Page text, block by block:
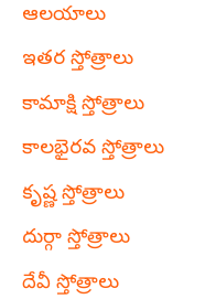
ఆలయాలు
ఇతర స్తోత్రాలు
కామాక్షి స్తోత్రాలు
కాలభైరవ స్తోత్రాలు
కృష్ణ స్తోత్రాలు
దుర్గా స్తోత్రాలు
దేవీ స్తోత్రాలు